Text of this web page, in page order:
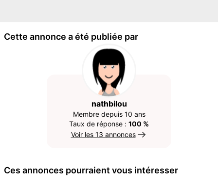
Cette annonce a été publiée par
nathbilou
Membre depuis 10 ans
Taux de réponse : 100 %
Voir les 13 annonces
Ces annonces pourraient vous intéresser